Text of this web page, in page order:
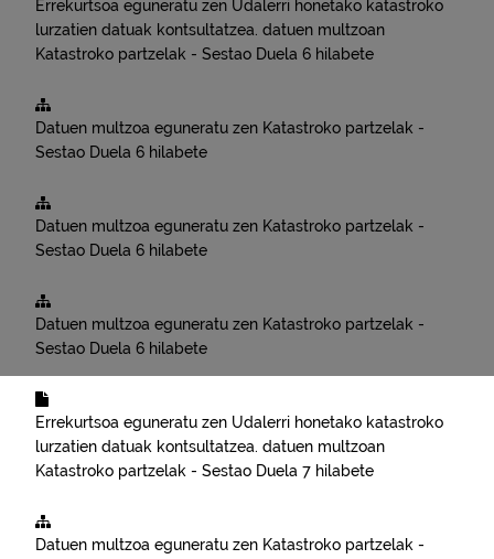
Errekurtsoa eguneratu zen Udalerri honetako katastroko
lurzatien datuak kontsultatzea. datuen multzoan
Katastroko partzelak - Sestao Duela 6 hilabete
Datuen multzoa eguneratu zen Katastroko partzelak -
Sestao Duela 6 hilabete
Datuen multzoa eguneratu zen Katastroko partzelak -
Sestao Duela 6 hilabete
Datuen multzoa eguneratu zen Katastroko partzelak -
Sestao Duela 6 hilabete
Errekurtsoa eguneratu zen Udalerri honetako katastroko
lurzatien datuak kontsultatzea. datuen multzoan
Katastroko partzelak - Sestao Duela 7 hilabete
Datuen multzoa eguneratu zen Katastroko partzelak -